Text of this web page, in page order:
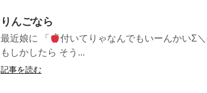
りんごなら
最近娘に 「
付いてりゃなんでもいーんかいΣ
もしかしたら そう...
記事を読む